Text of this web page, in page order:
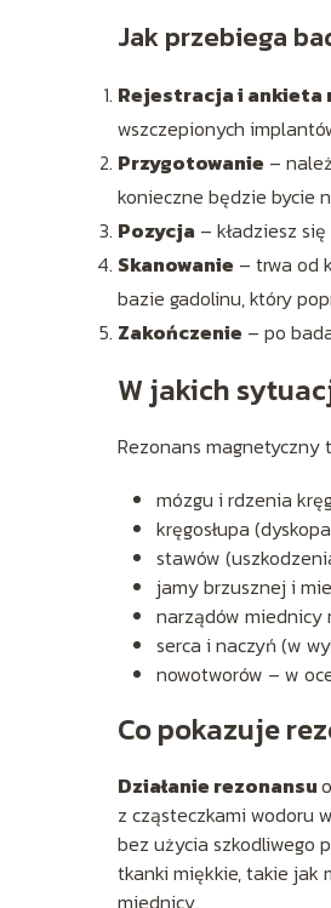
Jak przebiega
Rejestracja i ankieta
wszczepionych
Przygotowanie –
konieczne będzie bycie
Pozycja – kładziesz
Skanowanie – trwa od
bazie gadolinu, który
Zakończenie – po
W jakich
Rezonans
mózgu i rdzenia
kręgosłupa
stawów
jamy brzusznej i
narządów miednicy
serca i naczyń (w
nowotworów – w
Co pokazuje
Działanie rezonansu
z cząsteczkami wodoru
bez użycia szkodliwego
tkanki miękkie, takie jak
miednicy.